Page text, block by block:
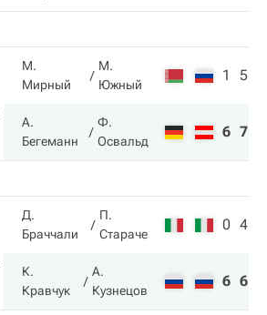
М.
Мирный
М.
Южный
1 5
А.
Бегеманн
Ф.
Освальд
6 7
Д.
Браччали
П.
Стараче
0 4
К.
Кравчук
А.
Кузнецов
6 6